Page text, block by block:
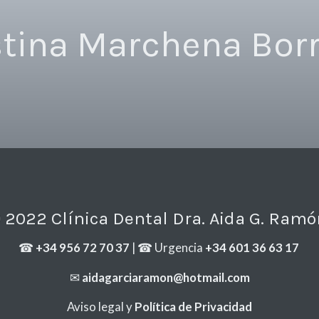
Marchena
Clínica Dental Dra. Aida G.
☎ +34 956 72 70 37 | ☎ Urgencia +34 601 36 63 17
✉aidagarciaramon@hotmail.com
Aviso legal yPolítica de Privacidad